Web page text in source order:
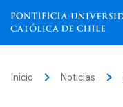
Inicio keyboard_arrow_right Noticias keyboard_arrow_right